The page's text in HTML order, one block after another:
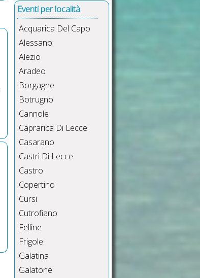
Eventi per località
Acquarica Del Capo
Alessano
Alezio
Aradeo
Borgagne
Botrugno
Cannole
Caprarica Di Lecce
Casarano
Castrì Di Lecce
Castro
Copertino
Cursi
Cutrofiano
Felline
Frigole
Galatina
Galatone